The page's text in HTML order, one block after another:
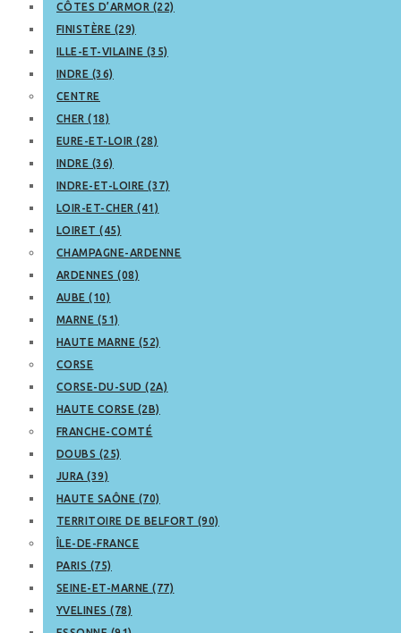
CÔTES D’ARMOR (22)
FINISTÈRE (29)
ILLE-ET-VILAINE (35)
INDRE (36)
CENTRE
CHER (18)
EURE-ET-LOIR (28)
INDRE (36)
INDRE-ET-LOIRE (37)
LOIR-ET-CHER (41)
LOIRET (45)
CHAMPAGNE-ARDENNE
ARDENNES (08)
AUBE (10)
MARNE (51)
HAUTE MARNE (52)
CORSE
CORSE-DU-SUD (2A)
HAUTE CORSE (2B)
FRANCHE-COMTÉ
DOUBS (25)
JURA (39)
HAUTE SAÔNE (70)
TERRITOIRE DE BELFORT (90)
ÎLE-DE-FRANCE
PARIS (75)
SEINE-ET-MARNE (77)
YVELINES (78)